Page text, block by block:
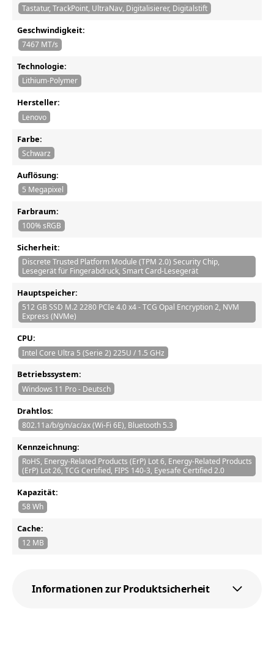
Tastatur, TrackPoint, UltraNav, Digitalisierer, Digitalstift
Geschwindigkeit:
7467 MT/s
Technologie:
Lithium-Polymer
Hersteller:
Lenovo
Farbe:
Schwarz
Auflösung:
5 Megapixel
Farbraum:
100% sRGB
Sicherheit:
Discrete Trusted Platform Module (TPM 2.0) Security Chip,
Lesegerät für Fingerabdruck, Smart Card-Lesegerät
Hauptspeicher:
512 GB SSD M.2 2280 PCIe 4.0 x4 - TCG Opal Encryption 2, NVM
Express (NVMe)
CPU:
Intel Core Ultra 5 (Serie 2) 225U / 1.5 GHz
Betriebssystem:
Windows 11 Pro - Deutsch
Drahtlos:
802.11a/b/g/n/ac/ax (Wi-Fi 6E), Bluetooth 5.3
Kennzeichnung:
RoHS, Energy-Related Products (ErP) Lot 6, Energy-Related Products
(ErP) Lot 26, TCG Certified, FIPS 140-3, Eyesafe Certified 2.0
Kapazität:
58 Wh
Cache:
12 MB
Informationen zur Produktsicherheit